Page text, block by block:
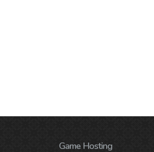
Game Hosting